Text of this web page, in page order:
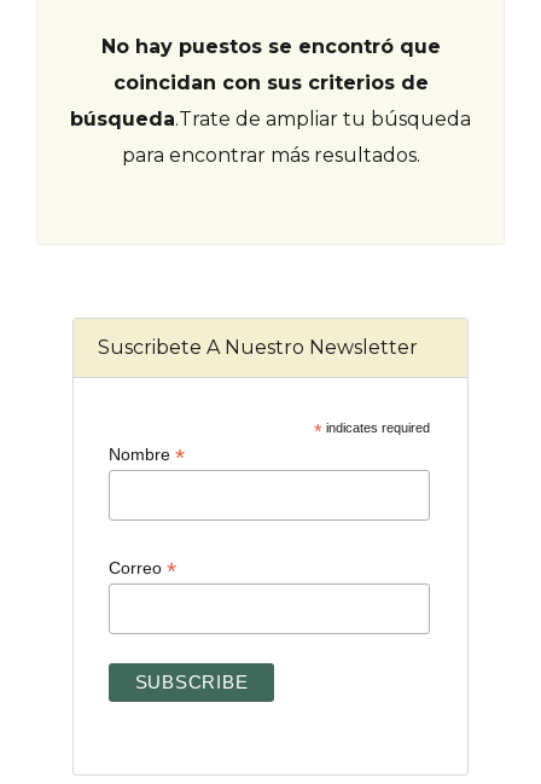
No hay puestos se encontró que
coincidan con sus criterios de
búsqueda.Trate de ampliar tu búsqueda
para encontrar más resultados.
Suscribete A Nuestro Newsletter
*indicates required
Nombre *
Correo *